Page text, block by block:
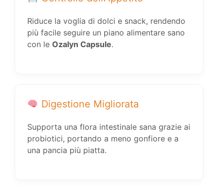
Riduce la voglia di dolci e snack, rendendo
più facile seguire un piano alimentare sano
con le Ozalyn Capsule.
Digestione Migliorata
Supporta una flora intestinale sana grazie ai
probiotici, portando a meno gonfiore e a
una pancia più piatta.